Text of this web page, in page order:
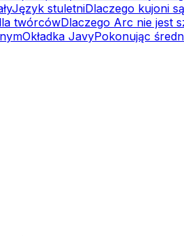
Język stuletniDlaczego kujoni
twórcówDlaczego Arc nie jest
Okładka JavyPokonując